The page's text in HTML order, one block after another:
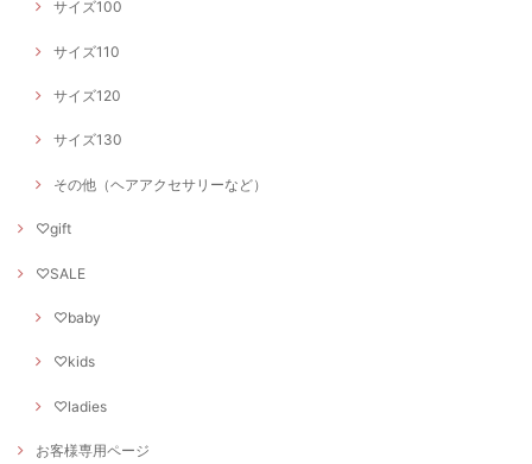
サイズ100
サイズ110
サイズ120
サイズ130
その他（ヘアアクセサリーなど）
♡gift
♡SALE
♡baby
♡kids
♡ladies
お客様専用ページ